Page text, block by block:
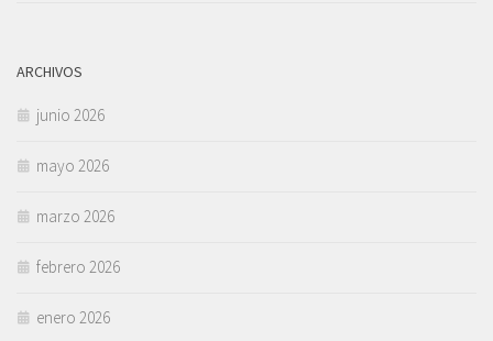
ARCHIVOS
junio 2026
mayo 2026
marzo 2026
febrero 2026
enero 2026